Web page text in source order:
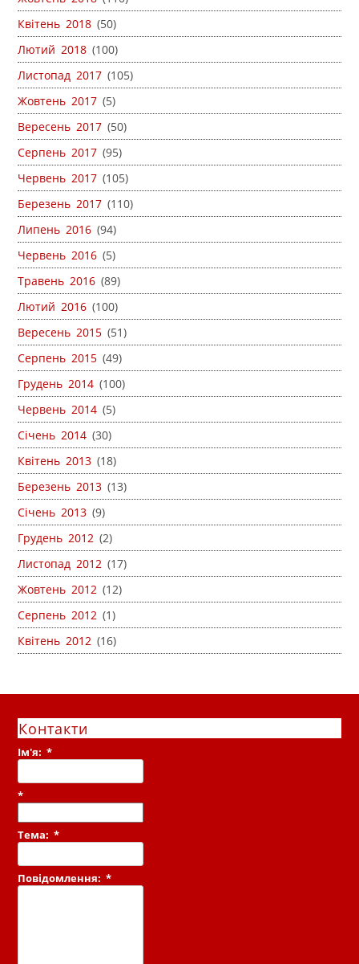
Квітень 2018 (50)
Лютий 2018 (100)
Листопад 2017 (105)
Жовтень 2017 (5)
Вересень 2017 (50)
Серпень 2017 (95)
Червень 2017 (105)
Березень 2017 (110)
Липень 2016 (94)
Червень 2016 (5)
Травень 2016 (89)
Лютий 2016 (100)
Вересень 2015 (51)
Серпень 2015 (49)
Грудень 2014 (100)
Червень 2014 (5)
Січень 2014 (30)
Квітень 2013 (18)
Березень 2013 (13)
Січень 2013 (9)
Грудень 2012 (2)
Листопад 2012 (17)
Жовтень 2012 (12)
Серпень 2012 (1)
Квітень 2012 (16)
Контакти
Ім'я:*
*
Тема:*
Повідомлення:*